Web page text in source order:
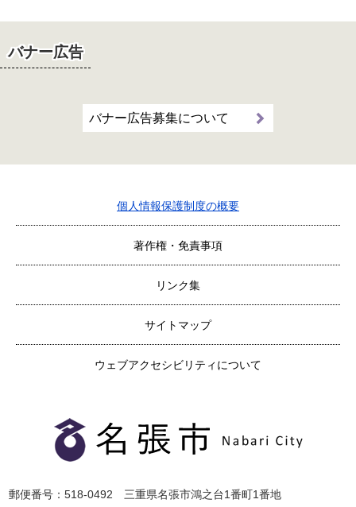
バナー広告
バナー広告募集について
個人情報保護制度の概要
著作権・免責事項
リンク集
サイトマップ
ウェブアクセシビリティについて
郵便番号：518-0492 三重県名張市鴻之台1番町1番地